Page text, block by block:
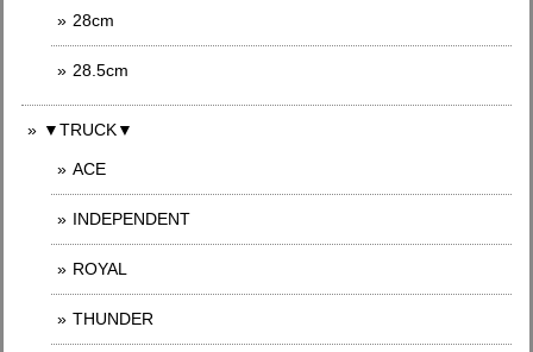
28cm
28.5cm
▼TRUCK▼
ACE
INDEPENDENT
ROYAL
THUNDER